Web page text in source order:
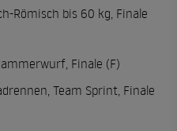
Römisch bis 60 kg, Finale
Finale (F)
Team Sprint, Finale